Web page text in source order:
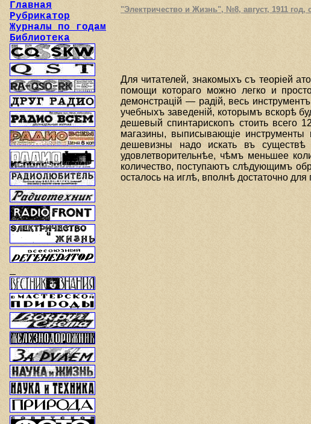
Главная
Рубрикатор
Журналы по годам
Библиотека
"Электричество и Жизнь", №8, август, 1911 год,
Для читателей, знакомыхъ съ теорiей
помощи котораго можно легко и
демонстрацiй — радiй, весь
учебныхъ заведенiй, которымъ вскорѣ
дешевый спинтарископъ стоить всего
магазины, выписывающiе
дешевизны надо искать въ существѣ
удовлетворительнѣе, чѣмъ меньшее
количество, поступаютъ слѣдующимъ
осталось на иглѣ, вполнѣ достаточно